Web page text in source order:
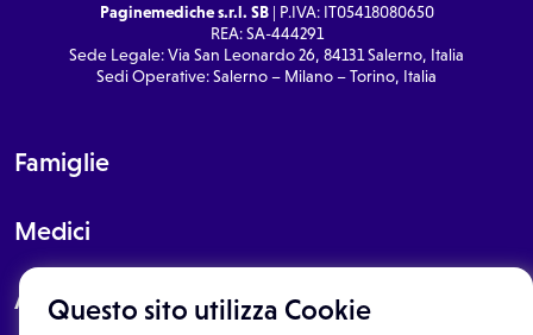
Questo sito utilizza Cookie
Paginemediche s.r.l. SB| P.IVA: IT05418080650
REA: SA-444291
Sede Legale: Via San Leonardo 26, 84131 Salerno, Italia
Sedi Operative: Salerno – Milano – Torino, Italia
Famiglie
Medici
About